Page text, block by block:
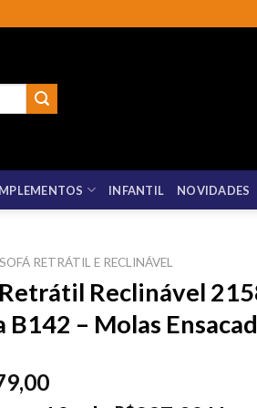
INFANTIL NOVIDADES
SOFÁ RETRÁTIL E RECLINÁVEL
Reclinável
B142 – Molas